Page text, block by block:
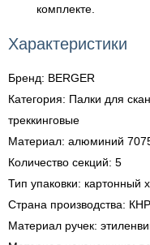
комплекте.
Характеристики
Бренд: BERGER
Категория: Палки для
треккинговые
Материал: алюминий
Количество секций: 5
Тип упаковки: картонный
Страна производства: КНР
Материал ручек: